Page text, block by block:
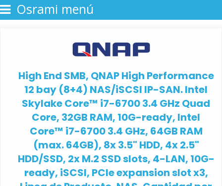
Osrami menú
High End SMB, QNAP High Performance
12 bay (8+4) NAS/iSCSI IP-SAN. Intel
Skylake Core™ i7-6700 3.4 GHz Quad
Core, 32GB RAM, 10G-ready, Intel
Core™ i7-6700 3.4 GHz, 64GB RAM
(max. 64GB), 8x 3.5" HDD, 4x 2.5"
HDD/SSD, 2x M.2 SSD slots, 4-LAN, 10G-
ready, iSCSI, PCIe expansion slot x3,